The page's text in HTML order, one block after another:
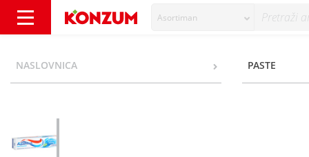
Asortiman
NASLOVNICA PASTE